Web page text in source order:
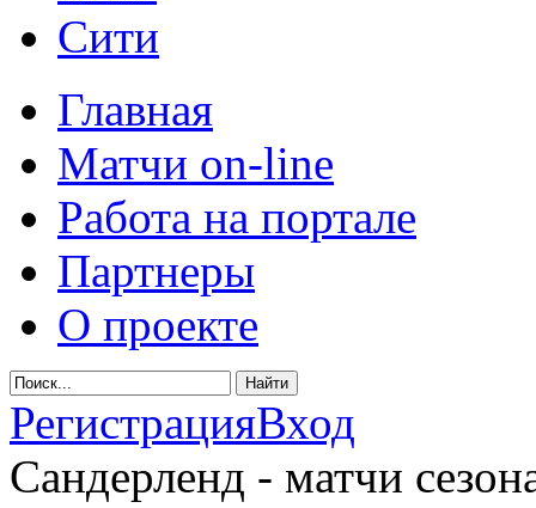
Главная
Матчи on-line
Работа на портале
Партнеры
О проекте
РегистрацияВход
Сандерленд - матчи